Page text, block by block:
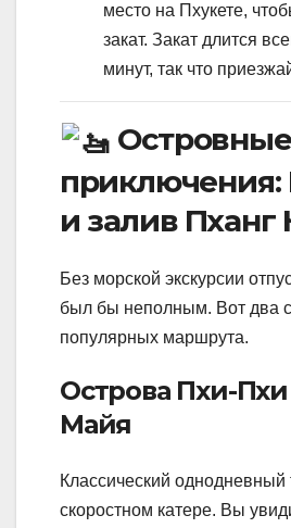
место на Пхукете,
закат. Закат длится
минут, так что
Островные
приключения:
и залив Пханг
Без морской экскурсии
был бы неполным. Вот два
популярных маршрута.
Острова Пхи-
Майя
Классический однодневный
скоростном катере. Вы